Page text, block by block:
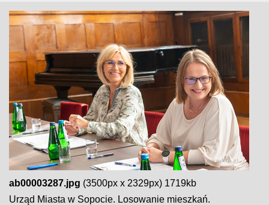
ab00003287.jpg (3500px x 2329px) 1719kb
Urząd Miasta w Sopocie. Losowanie mieszkań.